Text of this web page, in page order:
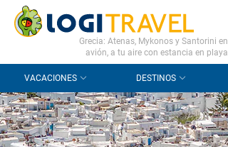
CONTACTO PREGUNTAS FRECUENTES
Grecia: Atenas, Mykonos y Santorini en
avión, a tu aire con estancia en playa
VACACIONES DESTINOS